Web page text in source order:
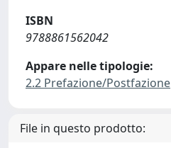
ISBN
9788861562042
Appare nelle tipologie:
2.2 Prefazione/Postfazione
File in questo prodotto: